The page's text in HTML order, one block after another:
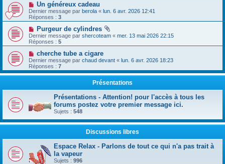
Un généreux cadeau
Dernier message par berola « lun. 6 avr. 2026 12:41
Réponses : 3
Purgeur de cylindres
Dernier message par shercoteam « mer. 13 mai 2026 22:15
Réponses : 5
cherche tube a cigare
Dernier message par chaud devant « lun. 6 avr. 2026 18:23
Réponses : 7
Présentations
Présentations - Attention! pour l'accès à tous les
forums postez votre premier message ici.
Sujets : 548
Discussions libres
Espace Relax - Parlons de tout ce qui n'a pas trait à
la vapeur
Sujets : 996